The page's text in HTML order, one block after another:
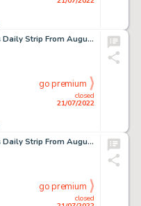
Terry And The Pirates Daily Strip From August 24th 1971 - By George Wunder - Signed - Original Art Page - Pen & Ink - Page volante - Exemplaire unique - (1971)
closed
21/07/2022
go premium
Terry And The Pirates Daily Strip From August 27th 1971 - By George Wunder - Signed - Original Art Page - Pen & Ink - Page volante - Exemplaire unique - (1971)
closed
go premium